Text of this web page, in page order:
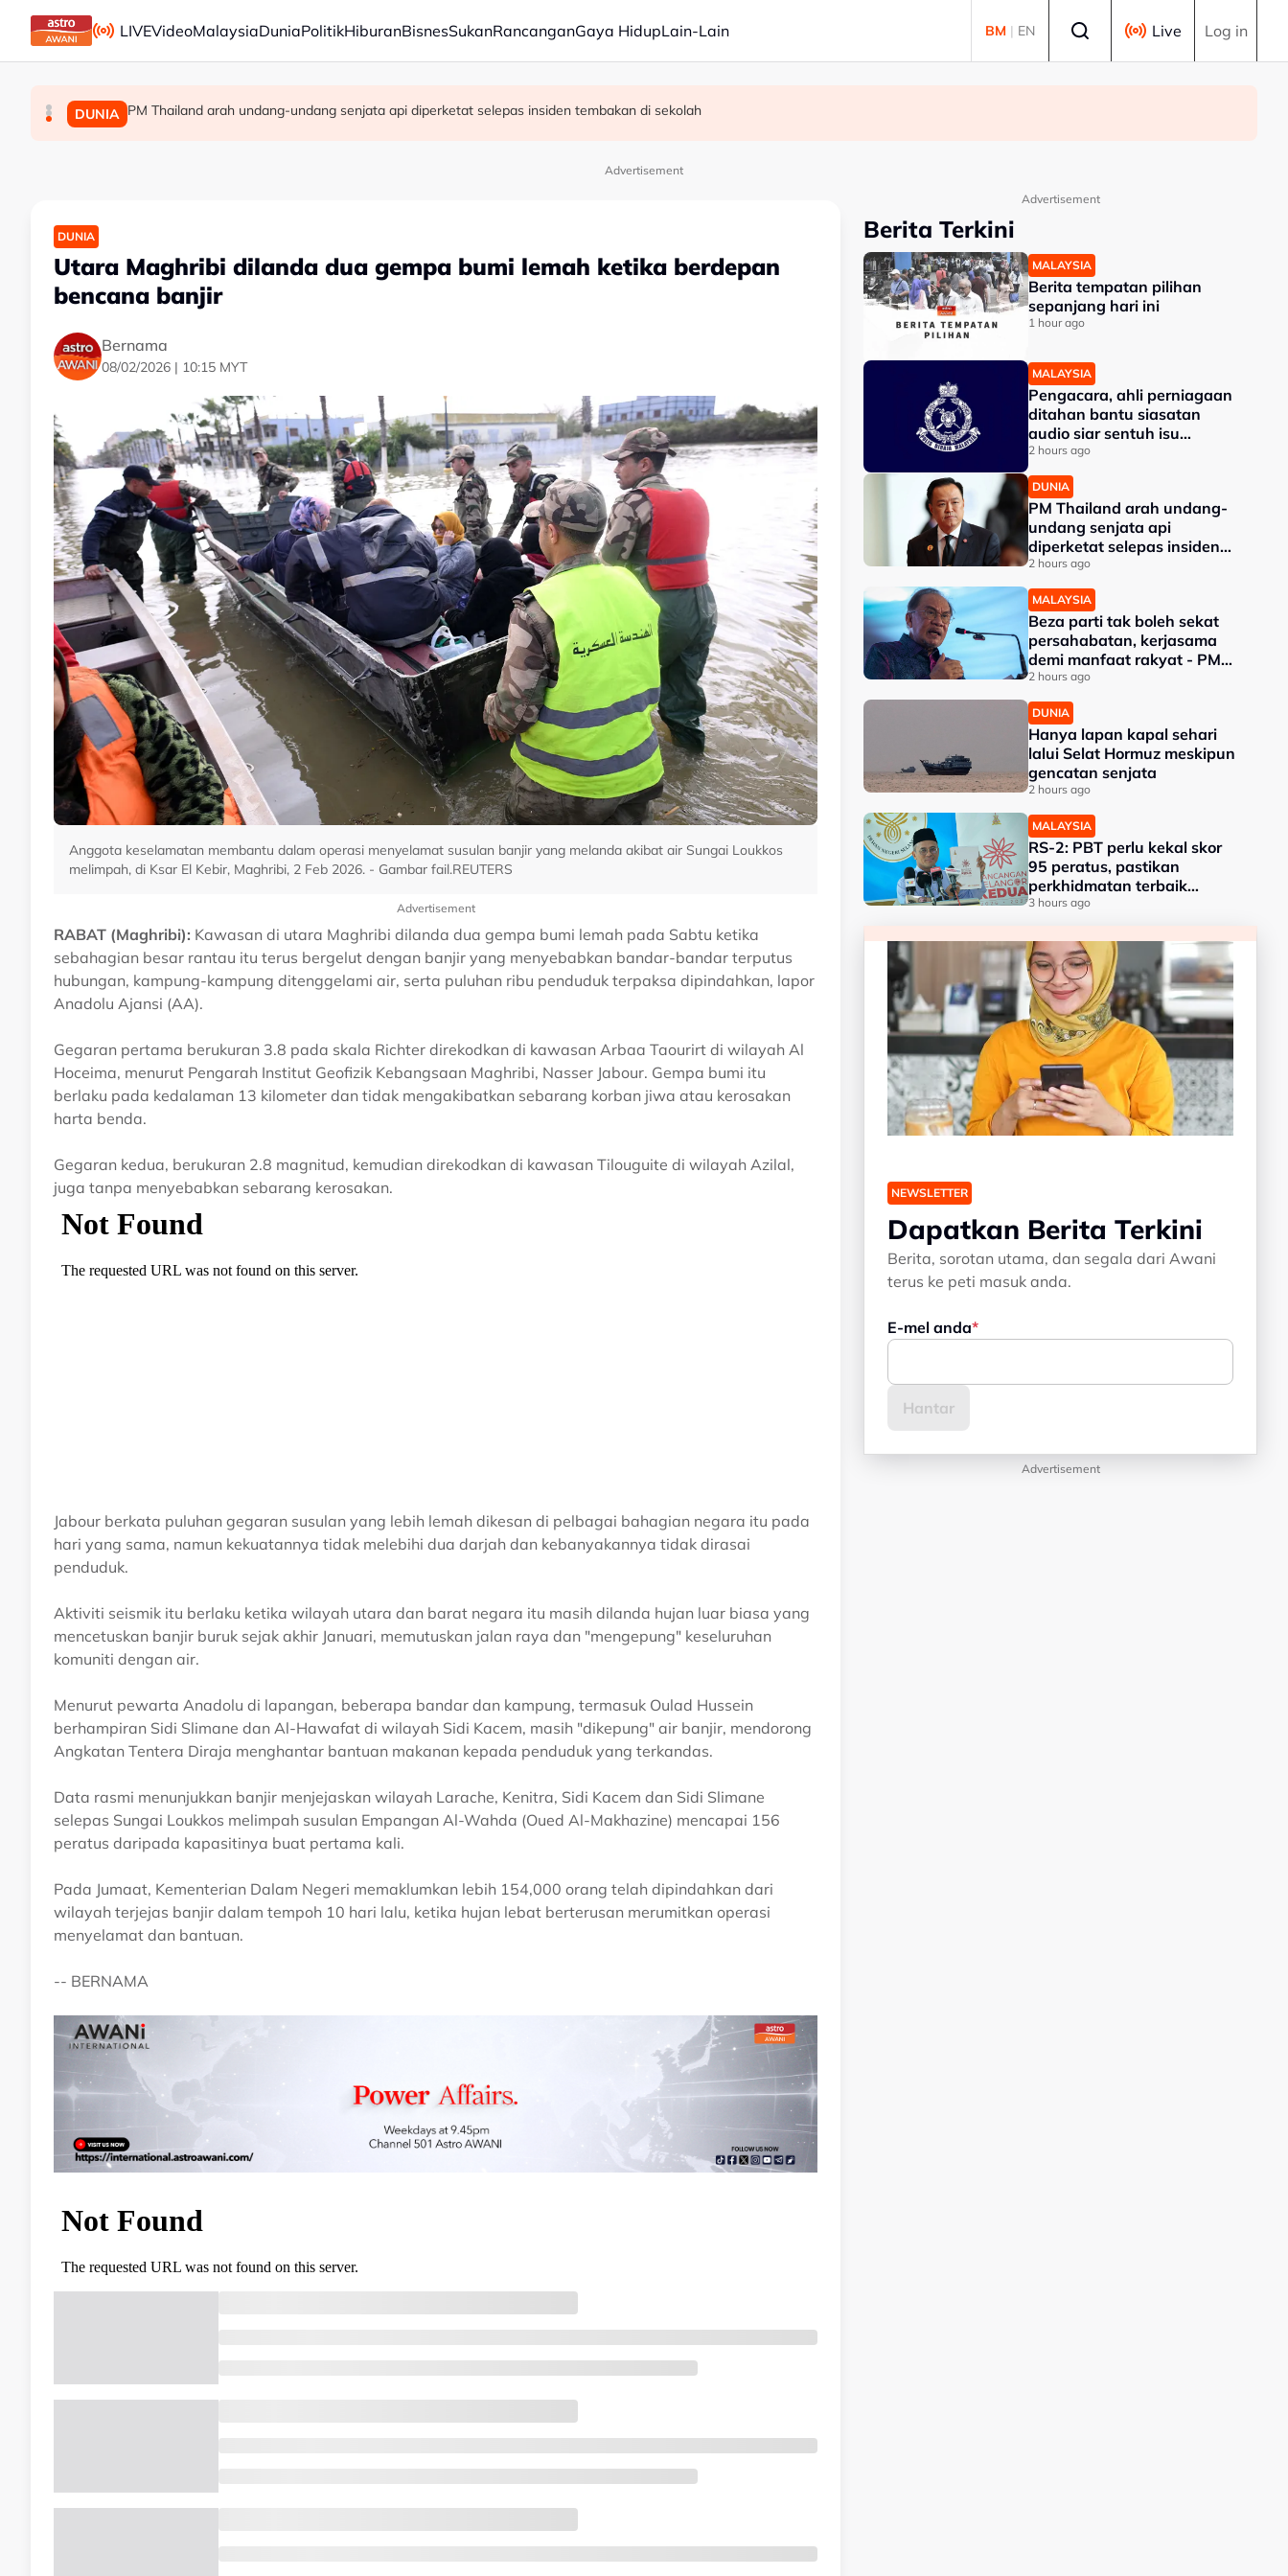
Skip to main content
LIVEVideoMalaysiaDuniaPolitikHiburanBisnesSukanRancanganGaya HidupLain-Lain BM | EN Live Log in
MALAYSIA Pengacara, ahli perniagaan ditahan bantu siasatan audio siar sentuh isu sensitiviti agama
DUNIA PM Thailand arah undang-undang senjata api diperketat selepas insiden tembakan di sekolah
MALAYSIA Berita tempatan pilihan sepanjang hari ini
Advertisement
DUNIA
Utara Maghribi dilanda dua gempa bumi lemah ketika berdepan
bencana banjir
Bernama
08/02/2026 | 10:15 MYT
Anggota keselamatan membantu dalam operasi menyelamat susulan banjir yang melanda akibat air Sungai Loukkos
melimpah, di Ksar El Kebir, Maghribi, 2 Feb 2026. - Gambar fail.REUTERS
Advertisement
RABAT (Maghribi): Kawasan di utara Maghribi dilanda dua gempa bumi lemah pada Sabtu ketika
sebahagian besar rantau itu terus bergelut dengan banjir yang menyebabkan bandar-bandar terputus
hubungan, kampung-kampung ditenggelami air, serta puluhan ribu penduduk terpaksa dipindahkan, lapor
Anadolu Ajansi (AA).
Gegaran pertama berukuran 3.8 pada skala Richter direkodkan di kawasan Arbaa Taourirt di wilayah Al
Hoceima, menurut Pengarah Institut Geofizik Kebangsaan Maghribi, Nasser Jabour. Gempa bumi itu
berlaku pada kedalaman 13 kilometer dan tidak mengakibatkan sebarang korban jiwa atau kerosakan
harta benda.
Gegaran kedua, berukuran 2.8 magnitud, kemudian direkodkan di kawasan Tilouguite di wilayah Azilal,
juga tanpa menyebabkan sebarang kerosakan.
Jabour berkata puluhan gegaran susulan yang lebih lemah dikesan di pelbagai bahagian negara itu pada
hari yang sama, namun kekuatannya tidak melebihi dua darjah dan kebanyakannya tidak dirasai
penduduk.
Aktiviti seismik itu berlaku ketika wilayah utara dan barat negara itu masih dilanda hujan luar biasa yang
mencetuskan banjir buruk sejak akhir Januari, memutuskan jalan raya dan "mengepung" keseluruhan
komuniti dengan air.
Menurut pewarta Anadolu di lapangan, beberapa bandar dan kampung, termasuk Oulad Hussein
berhampiran Sidi Slimane dan Al-Hawafat di wilayah Sidi Kacem, masih "dikepung" air banjir, mendorong
Angkatan Tentera Diraja menghantar bantuan makanan kepada penduduk yang terkandas.
Data rasmi menunjukkan banjir menjejaskan wilayah Larache, Kenitra, Sidi Kacem dan Sidi Slimane
selepas Sungai Loukkos melimpah susulan Empangan Al-Wahda (Oued Al-Makhazine) mencapai 156
peratus daripada kapasitinya buat pertama kali.
Pada Jumaat, Kementerian Dalam Negeri memaklumkan lebih 154,000 orang telah dipindahkan dari
wilayah terjejas banjir dalam tempoh 10 hari lalu, ketika hujan lebat berterusan merumitkan operasi
menyelamat dan bantuan.
-- BERNAMA
Advertisement
Berita Terkini
MALAYSIA
Berita tempatan pilihan
sepanjang hari ini
1 hour ago
MALAYSIA
Pengacara, ahli perniagaan
ditahan bantu siasatan
audio siar sentuh isu
sensitiviti agama
2 hours ago
DUNIA
PM Thailand arah undang-
undang senjata api
diperketat selepas insiden
tembakan di sekolah
2 hours ago
MALAYSIA
Beza parti tak boleh sekat
persahabatan, kerjasama
demi manfaat rakyat - PM
Anwar
2 hours ago
DUNIA
Hanya lapan kapal sehari
lalui Selat Hormuz meskipun
gencatan senjata
2 hours ago
MALAYSIA
RS-2: PBT perlu kekal skor
95 peratus, pastikan
perkhidmatan terbaik
kepada rakyat - Amirudin
3 hours ago
NEWSLETTER
Dapatkan Berita Terkini
Berita, sorotan utama, dan segala dari Awani
terus ke peti masuk anda.
E-mel anda
Advertisement